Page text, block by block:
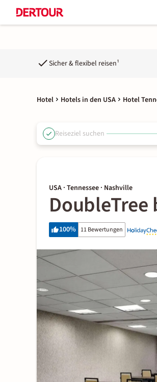
Sicher & flexibel reisen¹
Hotel Hotels in den USA Hotel
Reiseziel suchen
USA · Tennessee · Nashville
100% 11 Bewertungen